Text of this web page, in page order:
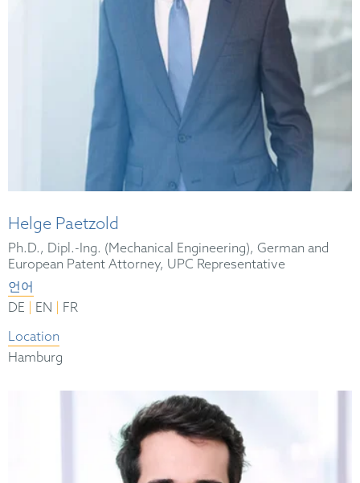
Helge Paetzold
Ph.D., Dipl.-Ing. (Mechanical Engineering), German and
European Patent Attorney, UPC Representative
언어
DE
EN
FR
Location
Hamburg